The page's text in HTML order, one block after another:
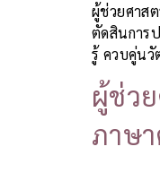
ผู้ช่วยศาส
ตัดสินการ
รู้ ควบคู่นวั
ผู้ช่ว
ภาษ